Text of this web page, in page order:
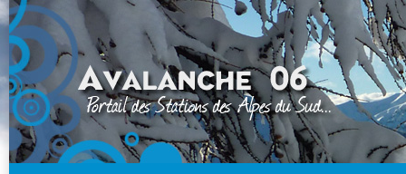
Aujourd'hui : T° Min : °CT° Max : °C |